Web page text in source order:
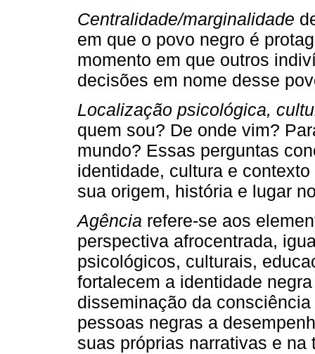
Centralidade/marginalidade
em que o povo negro é
momento em que outros
decisões em nome desse
Localização psicológica,
quem sou? De onde vim?
mundo? Essas perguntas
identidade, cultura e
sua origem, história e lugar
Agência refere-se aos
perspectiva afrocentrada,
psicológicos, culturais,
fortalecem a identidade
disseminação da
pessoas negras a
suas próprias narrativas e